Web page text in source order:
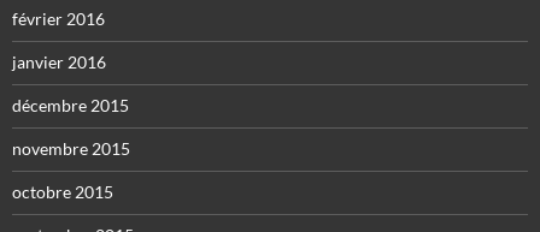
février 2016
janvier 2016
décembre 2015
novembre 2015
octobre 2015